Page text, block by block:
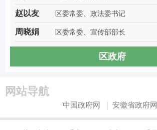
赵以友 区委常委、政法委书记
周晓娟 区委常委、宣传部部长
区政府
网站导航
中国政府网 安徽省政府网